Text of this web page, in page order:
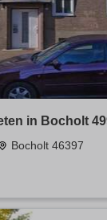
in Bocholt
Bocholt 46397